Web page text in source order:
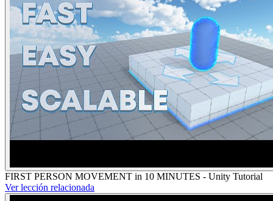
FIRST PERSON MOVEMENT in 10 MINUTES - Unity Tutorial
Ver lección relacionada